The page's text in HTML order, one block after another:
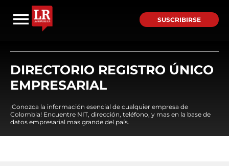
SUSCRIBIRSE
DIRECTORIO REGISTRO ÚNICO
EMPRESARIAL
¡Conozca la información esencial de cualquier empresa de
Colombia! Encuentre NIT, dirección, teléfono, y mas en la base de
datos empresarial mas grande del país.